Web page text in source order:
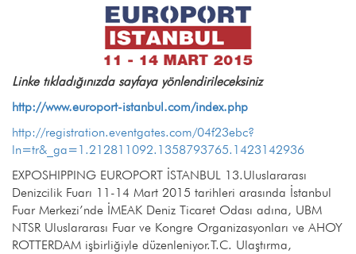
Linke tıkladığınızda sayfaya yönlendirileceksiniz
http://www.europort-istanbul.com/index.php
http://registration.eventgates.com/04f23ebc?
ln=tr&_ga=1.212811092.1358793765.1423142936
EXPOSHIPPING EUROPORT İSTANBUL 13.Uluslararası
Denizcilik Fuarı 11-14 Mart 2015 tarihleri arasında İstanbul
Fuar Merkezi’nde İMEAK Deniz Ticaret Odası adına, UBM
NTSR Uluslararası Fuar ve Kongre Organizasyonları ve AHOY
ROTTERDAM işbirliğiyle düzenleniyor.T.C. Ulaştırma,